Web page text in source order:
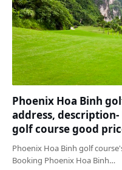
Phoenix Hoa Binh
address,
golf course good
Phoenix Hoa Binh golf
Booking Phoenix Hoa Binh…